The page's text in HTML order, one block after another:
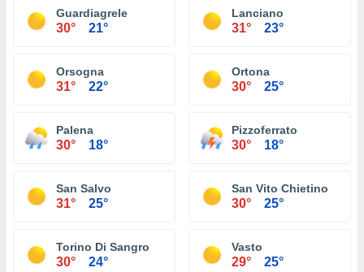
Guardiagrele
30° 21°
Lanciano
31° 23°
Orsogna
31° 22°
Ortona
30° 25°
Palena
30° 18°
Pizzoferrato
30° 18°
San Salvo
31° 25°
San Vito Chietino
30° 25°
Torino Di Sangro
30° 24°
Vasto
29° 25°